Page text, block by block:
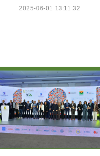
2025-06-01 13:11:32